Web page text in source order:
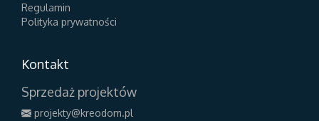
Regulamin
Polityka prywatności
Kontakt
Sprzedaż projektów
projekty@kreodom.pl